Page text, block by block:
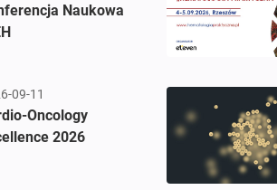
Naukowa
09-11
Oncology
2026